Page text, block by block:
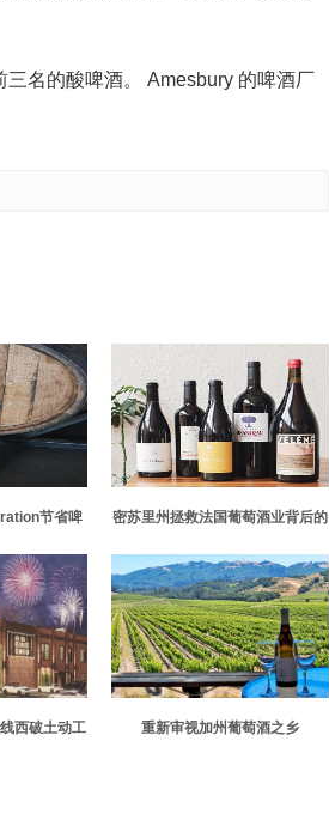
三名的酸啤酒。 Amesbury 的啤酒厂
节省啤
密苏里州拯救法国葡萄酒业背后的
西破土动工 重新审视加州葡萄酒之乡